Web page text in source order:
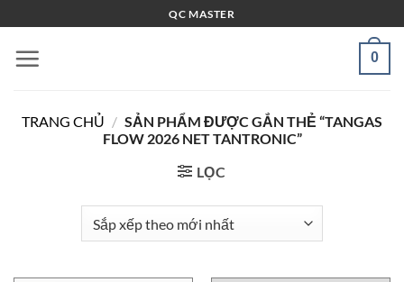
qua
nội
QC MASTER
0
TRANG CHỦ / SẢN PHẨM ĐƯỢC GẮN THẺ “TANGAS
FLOW 2026 NET TANTRONIC”
LỌC